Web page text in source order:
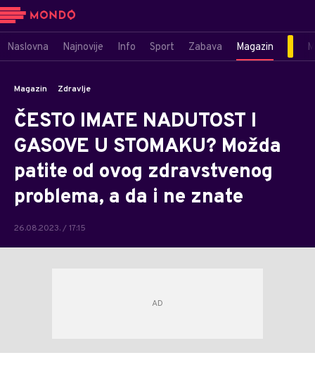
Naslovna Najnovije Info Sport Zabava Magazin
Magazin Zdravlje
ČESTO IMATE NADUTOST I
GASOVE U STOMAKU? Možda
patite od ovog zdravstvenog
problema, a da i ne znate
26.08.2023. / 17:15